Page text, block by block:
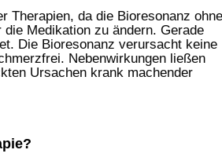
Therapien, da die Bioresonanz ohne
Medikation zu ändern. Gerade
Die Bioresonanz verursacht keine
Nebenwirkungen ließen
Ursachen krank machender